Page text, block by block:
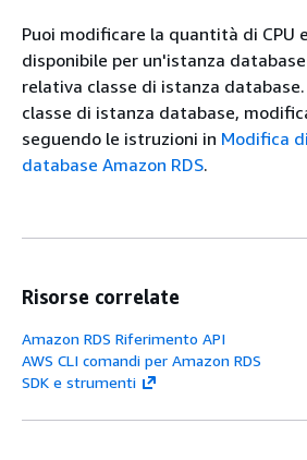
Puoi modificare la quantità di CPU
disponibile per un'istanza
relativa classe di istanza
classe di istanza database,
seguendo le istruzioni in Modifica
database Amazon RDS.
Risorse correlate
Amazon RDS Riferimento API
AWS CLI comandi per Amazon RDS
SDK e strumenti